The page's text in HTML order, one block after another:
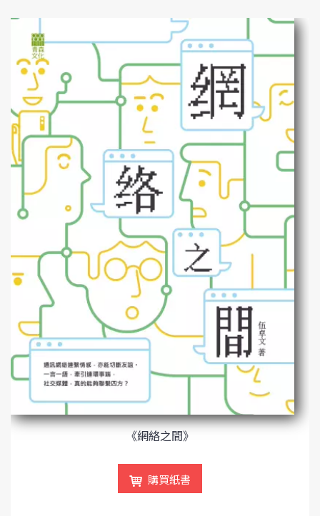
《網絡之間》
購買紙書